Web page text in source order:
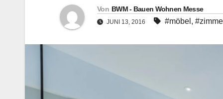
Von BWM - Bauen Wohnen Messe
JUNI 13, 2016 #möbel ,